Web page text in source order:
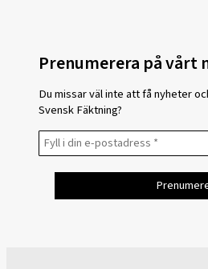
Prenumerera på vårt
Du missar väl inte att få nyheter
Svensk Fäktning?